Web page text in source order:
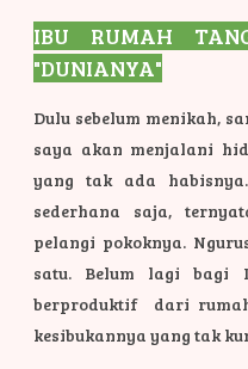
IBU RUMAH
"DUNIANYA"
Dulu sebelum menikah,
saya akan menjalani
yang tak ada
sederhana saja,
pelangi pokoknya.
satu. Belum lagi bagi
berproduktif dari
kesibukannya yang tak